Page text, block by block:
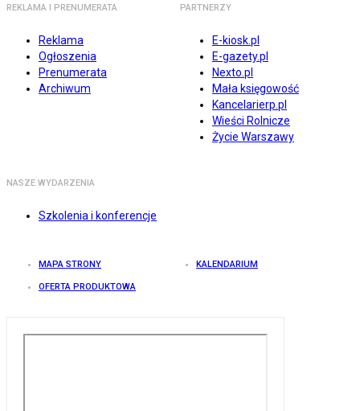
REKLAMA I PRENUMERATA
Reklama
Ogłoszenia
Prenumerata
Archiwum
PARTNERZY
E-kiosk.pl
E-gazety.pl
Nexto.pl
Mała księgowość
Kancelarierp.pl
Wieści Rolnicze
Życie Warszawy
NASZE WYDARZENIA
Szkolenia i konferencje
MAPA STRONY KALENDARIUM
OFERTA PRODUKTOWA